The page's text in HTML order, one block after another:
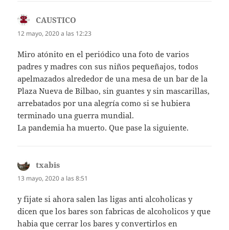
CAUSTICO
12 mayo, 2020 a las 12:23
Miro atónito en el periódico una foto de varios
padres y madres con sus niños pequeñajos, todos
apelmazados alrededor de una mesa de un bar de la
Plaza Nueva de Bilbao, sin guantes y sin mascarillas,
arrebatados por una alegría como si se hubiera
terminado una guerra mundial.
La pandemia ha muerto. Que pase la siguiente.
txabis
13 mayo, 2020 a las 8:51
y fijate si ahora salen las ligas anti alcoholicas y
dicen que los bares son fabricas de alcoholicos y que
habia que cerrar los bares y convertirlos en